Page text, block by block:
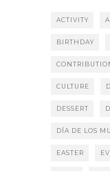
ACTIVITY
BIRTHDAY
CULTURE
DESSERT
DÍA DE LOS
EASTER